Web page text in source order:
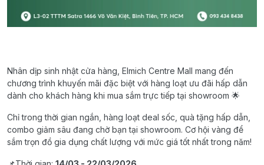
Nhân dịp sinh nhật cửa hàng, Elmich Centre Mall mang đến
chương trình khuyến mãi đặc biệt với hàng loạt ưu đãi hấp dẫn
dành cho khách hàng khi mua sắm trực tiếp tại showroom 🌟
Chỉ trong thời gian ngắn, hàng loạt deal sốc, quà tặng hấp dẫn,
combo giảm sâu đang chờ bạn tại showroom. Cơ hội vàng để
sắm trọn đồ gia dụng chất lượng với mức giá tốt nhất trong năm!